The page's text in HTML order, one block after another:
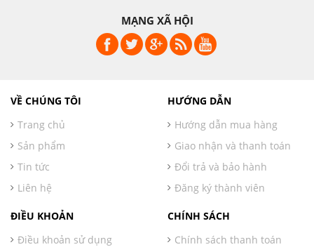
MẠNG XÃ HỘI
VỀ CHÚNG TÔI
Trang chủ
Sản phẩm
Tin tức
Liên hệ
HƯỚNG DẪN
Hướng dẫn mua hàng
Giao nhận và thanh toán
Đổi trả và bảo hành
Đăng ký thành viên
ĐIỀU KHOẢN
Điều khoản sử dụng
CHÍNH SÁCH
Chính sách thanh toán